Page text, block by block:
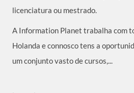
licenciatura ou mestrado.
A Information Planet trabalha com
Holanda e connosco tens a
um conjunto vasto de cursos,...